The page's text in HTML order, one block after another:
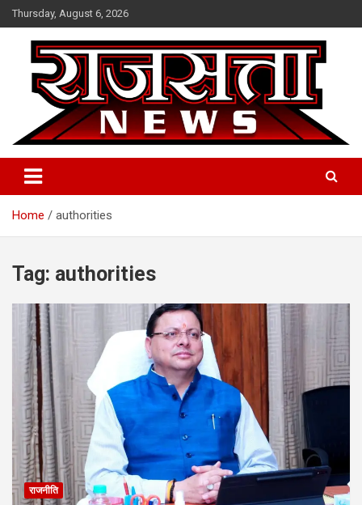
Skip
to
content
Thursday, August 6, 2026
Raj Satta News
Home authorities
Tag: authorities
राजनीति